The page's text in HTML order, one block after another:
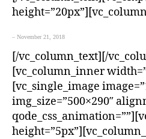
– November 21, 2018
[/vc_column_text][/
[vc_column_inner
[vc_single_image
img_size=”500×290″